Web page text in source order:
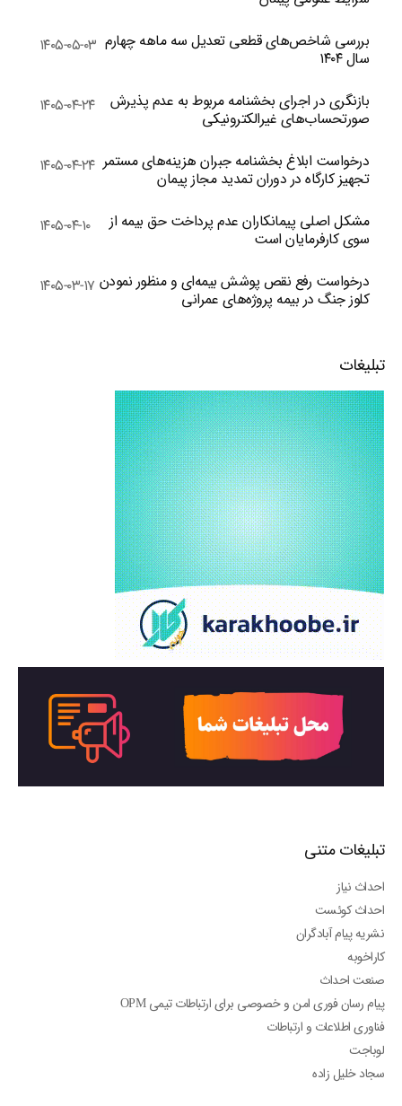
بررسی شاخص‌های قطعی تعدیل سه ماهه چهارم
سال ۱۴۰۴
۱۴۰۵-۰۵-۰۳
بازنگری در اجرای بخشنامه مربوط به عدم پذیرش
صورتحساب‌های غیرالکترونیکی
۱۴۰۵-۰۴-۲۴
درخواست ابلاغ بخشنامه جبران هزینه‌های مستمر
تجهیز کارگاه در دوران تمدید مجاز پیمان
۱۴۰۵-۰۴-۲۴
مشکل اصلی پیمانکاران عدم پرداخت حق بیمه از
سوی کارفرمایان است
۱۴۰۵-۰۴-۱۰
درخواست رفع نقص پوشش بیمه‌ای و منظور نمودن
کلوز جنگ در بیمه پروژه‌های عمرانی
۱۴۰۵-۰۳-۱۷
تبلیغات
تبلیغات متنی
احداث نیاز
احداث کوئست
نشریه پیام آبادگران
کاراخوبه
صنعت احداث
پیام رسان فوری امن و خصوصی برای ارتباطات تیمی OPM
فناوری اطلاعات و ارتباطات
لوباجت
سجاد خلیل زاده